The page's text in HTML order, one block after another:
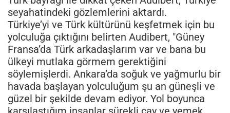
seyahatindeki gözlemlerini aktardı.
Türkiye’yi ve Türk kültürünü keşfetmek için bu
yolculuğa çıktığını belirten Audibert, "Güney
Fransa’da Türk arkadaşlarım var ve bana bu
ülkeyi mutlaka görmem gerektiğini
söylemişlerdi. Ankara’da soğuk ve yağmurlu bir
havada başlayan yolculuğum şu an güneşli ve
güzel bir şekilde devam ediyor. Yol boyunca